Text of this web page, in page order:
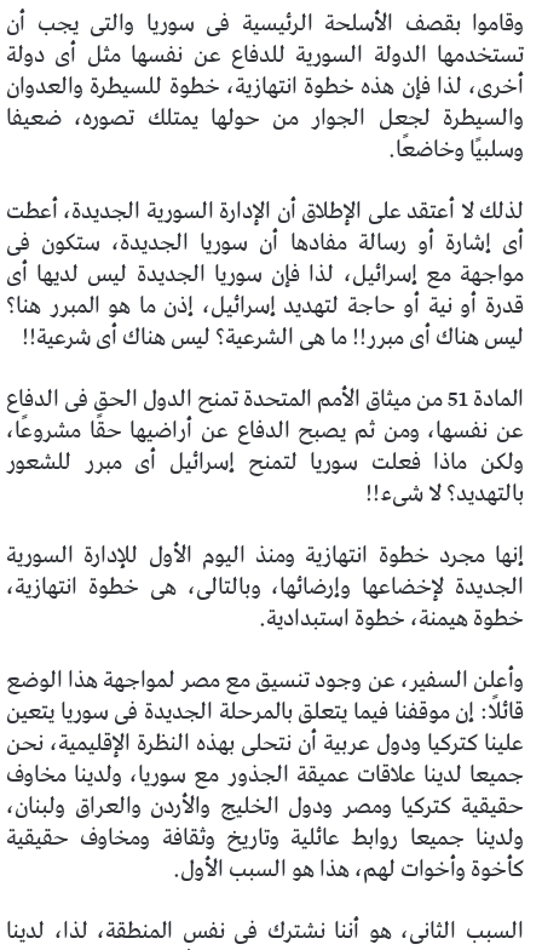
وقاموا بقصف الأسلحة الرئيسية فى سوريا والتى يجب أن
تستخدمها الدولة السورية للدفاع عن نفسها مثل أى دولة
أخرى، لذا فإن هذه خطوة انتهازية، خطوة للسيطرة والعدوان
والسيطرة لجعل الجوار من حولها يمتلك تصوره، ضعيفا
وسلبيًا وخاضعًا.
لذلك لا أعتقد على الإطلاق أن الإدارة السورية الجديدة، أعطت
أى إشارة أو رسالة مفادها أن سوريا الجديدة، ستكون فى
مواجهة مع إسرائيل، لذا فإن سوريا الجديدة ليس لديها أى
قدرة أو نية أو حاجة لتهديد إسرائيل، إذن ما هو المبرر هنا؟
ليس هناك أى مبرر!! ما هى الشرعية؟ ليس هناك أى شرعية!!
المادة 51 من ميثاق الأمم المتحدة تمنح الدول الحق فى الدفاع
عن نفسها، ومن ثم يصبح الدفاع عن أراضيها حقًا مشروعًا،
ولكن ماذا فعلت سوريا لتمنح إسرائيل أى مبرر للشعور
بالتهديد؟ لا شىء!!
إنها مجرد خطوة انتهازية ومنذ اليوم الأول للإدارة السورية
الجديدة لإخضاعها وإرضائها، وبالتالى، هى خطوة انتهازية،
خطوة هيمنة، خطوة استبدادية.
وأعلن السفير، عن وجود تنسيق مع مصر لمواجهة هذا الوضع
قائلًا: إن موقفنا فيما يتعلق بالمرحلة الجديدة فى سوريا يتعين
علينا كتركيا ودول عربية أن نتحلى بهذه النظرة الإقليمية، نحن
جميعا لدينا علاقات عميقة الجذور مع سوريا، ولدينا مخاوف
حقيقية كتركيا ومصر ودول الخليج والأردن والعراق ولبنان،
ولدينا جميعا روابط عائلية وتاريخ وثقافة ومخاوف حقيقية
كأخوة وأخوات لهم، هذا هو السبب الأول.
السبب الثانى، هو أننا نشترك فى نفس المنطقة، لذا، لدينا